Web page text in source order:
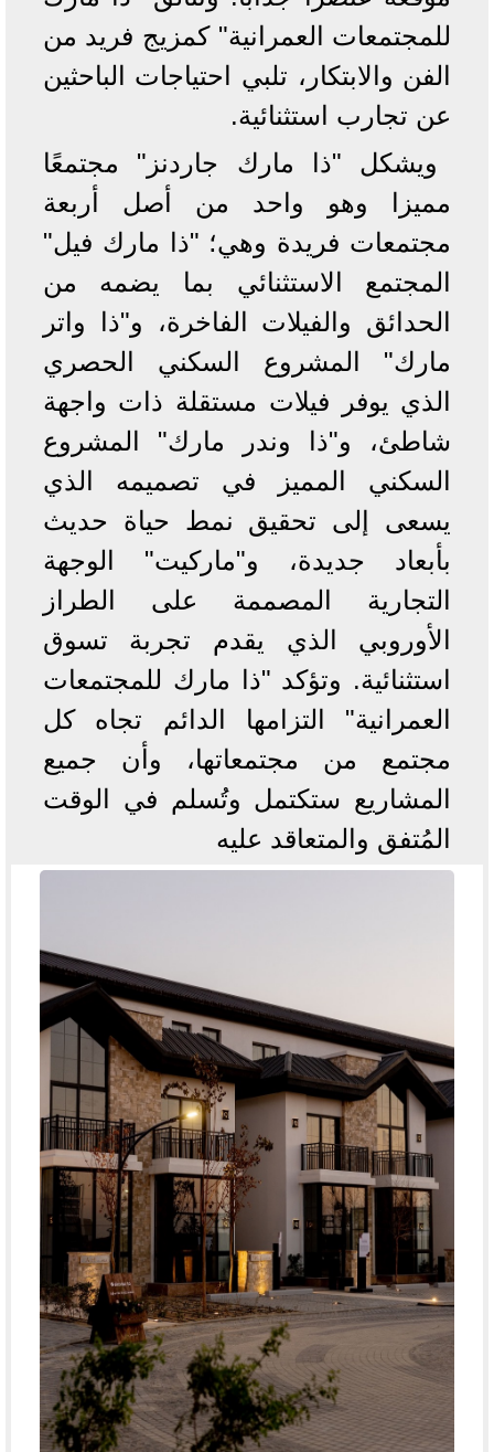
للمجتمعات العمرانية" كمزيج فريد من
الفن والابتكار، تلبي احتياجات الباحثين
عن تجارب استثنائية.
ويشكل "ذا مارك جاردنز" مجتمعًا
مميزا وهو واحد من أصل أربعة
مجتمعات فريدة وهي؛ "ذا مارك فيل"
المجتمع الاستثنائي بما يضمه من
الحدائق والفيلات الفاخرة، و"ذا واتر
مارك" المشروع السكني الحصري
الذي يوفر فيلات مستقلة ذات واجهة
شاطئ، و"ذا وندر مارك" المشروع
السكني المميز في تصميمه الذي
يسعى إلى تحقيق نمط حياة حديث
بأبعاد جديدة، و"ماركيت" الوجهة
التجارية المصممة على الطراز
الأوروبي الذي يقدم تجربة تسوق
استثنائية. وتؤكد "ذا مارك للمجتمعات
العمرانية" التزامها الدائم تجاه كل
مجتمع من مجتمعاتها، وأن جميع
المشاريع ستكتمل وتُسلم في الوقت
المُتفق والمتعاقد عليه